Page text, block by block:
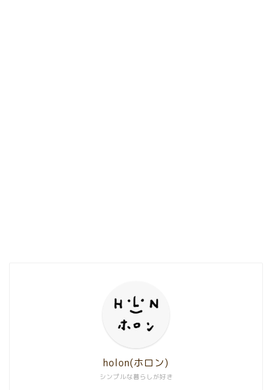
シンプルな暮らしが好き
holon(ホロン)